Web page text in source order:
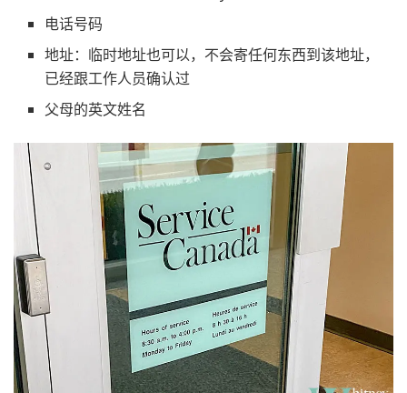
电话号码
地址：临时地址也可以，不会寄任何东西到该地址，
已经跟工作人员确认过
父母的英文姓名